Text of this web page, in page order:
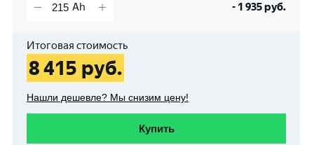
- 1 935руб.
Итоговая стоимость
8 415 руб.
Нашли дешевле? Мы снизим цену!
Купить